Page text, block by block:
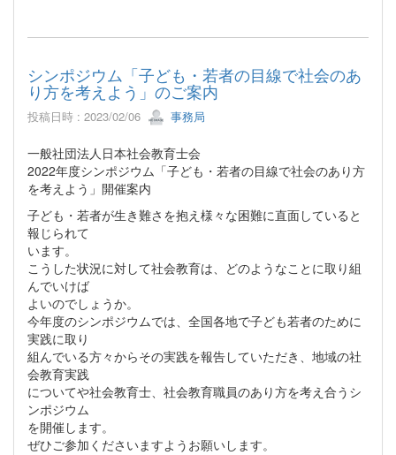
シンポジウム「子ども・若者の目線で社会のあ
り方を考えよう」のご案内
投稿日時 : 2023/02/06 事務局
一般社団法人日本社会教育士会
2022年度シンポジウム「子ども・若者の目線で社会のあり方
を考えよう」開催案内
子ども・若者が生き難さを抱え様々な困難に直面していると
報じられて
います。
こうした状況に対して社会教育は、どのようなことに取り組
んでいけば
よいのでしょうか。
今年度のシンポジウムでは、全国各地で子ども若者のために
実践に取り
組んでいる方々からその実践を報告していただき、地域の社
会教育実践
についてや社会教育士、社会教育職員のあり方を考え合うシ
ンポジウム
を開催します。
ぜひご参加くださいますようお願いします。